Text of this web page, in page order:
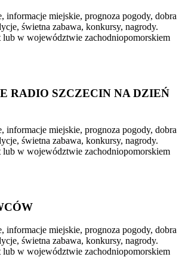
informacje miejskie, prognoza pogody, dobra
świetna zabawa, konkursy, nagrody.
lub w województwie zachodniopomorskiem
RADIO SZCZECIN NA DZIEŃ
informacje miejskie, prognoza pogody, dobra
świetna zabawa, konkursy, nagrody.
lub w województwie zachodniopomorskiem
informacje miejskie, prognoza pogody, dobra
świetna zabawa, konkursy, nagrody.
lub w województwie zachodniopomorskiem